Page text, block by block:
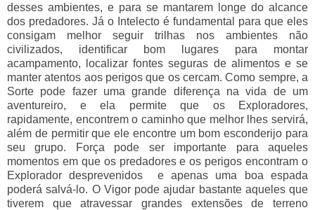
desses ambientes, e para se mantarem longe do alcance
dos predadores. Já o Intelecto é fundamental para que eles
consigam melhor seguir trilhas nos ambientes não
civilizados, identificar bom lugares para montar
acampamento, localizar fontes seguras de alimentos e se
manter atentos aos perigos que os cercam. Como sempre, a
Sorte pode fazer uma grande diferença na vida de um
aventureiro, e ela permite que os Exploradores,
rapidamente, encontrem o caminho que melhor lhes servirá,
além de permitir que ele encontre um bom esconderijo para
seu grupo. Força pode ser importante para aqueles
momentos em que os predadores e os perigos encontram o
Explorador desprevenidos e apenas uma boa espada
poderá salvá-lo. O Vigor pode ajudar bastante aqueles que
tiverem que atravessar grandes extensões de terreno